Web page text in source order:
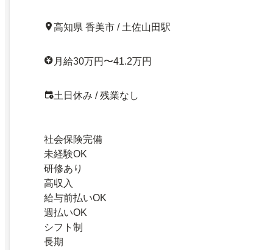
高知県 香美市 / 土佐山田駅
月給30万円〜41.2万円
土日休み / 残業なし
社会保険完備
未経験OK
研修あり
高収入
給与前払いOK
週払いOK
シフト制
長期